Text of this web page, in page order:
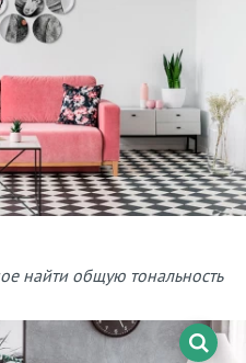
найти общую тональность